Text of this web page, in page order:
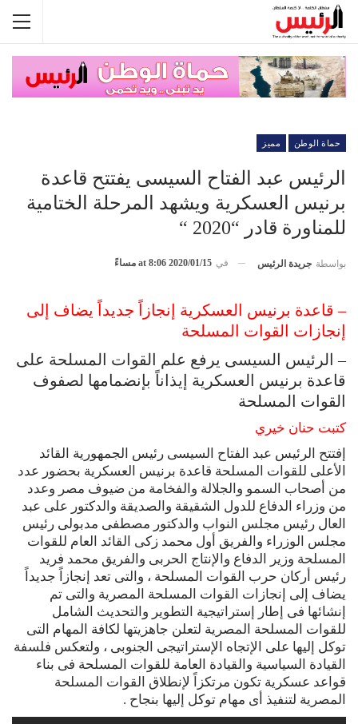
حماة الوطن مميز
الرئيس عبد الفتاح السيسى يفتتح قاعدة
برنيس العسكرية ويشهد المرحلة الختامية
للمناورة قادر “2020 “
بواسطة جريدة الرئيس في 2020/01/15 at 8:06 مساءً
– قاعدة برنيس العسكرية إنجازاً جديداً يضاف إلى
إنجازات القوات المسلحة
– الرئيس السيسى يرفع علم القوات المسلحة على
قاعدة برنيس العسكرية إيذاناً بإنضمامها لصفوف
القوات المسلحة
كتبت حنان خيري
إفتتح الرئيس عبد الفتاح السيسى رئيس الجمهورية القائد
الأعلى للقوات المسلحة قاعدة برنيس العسكرية بحضور عدد
من أصحاب السمو والجلالة والفخامة من ضيوف مصر وعدد
من وزراء الدفاع للدول الشقيقة والصديقة والدكتور على عبد
العال رئيس مجلس النواب والدكتور مصطفى مدبولى رئيس
مجلس الوزراء والفريق أول محمد زكى القائد العام للقوات
المسلحة وزير الدفاع والإنتاج الحربى والفريق محمد فريد
رئيس أركان حرب القوات المسلحة ، والتى تعد إنجازاً جديداً
يضاف إلى إنجازات القوات المسلحة المصرية والتى تم
إنشائها فى إطار إستراتيجية التطوير والتحديث الشامل
للقوات المسلحة المصرية لتعلن جاهزيتها لكافة المهام التى
توكل إليها على الإتجاه الإستراتيجى الجنوبى ، ولتعكس فلسفة
القيادة السياسية والقيادة العامة للقوات المسلحة فى بناء
قواعد عسكرية تكون مرتكزاً لإنطلاق القوات المسلحة
المصرية لتنفيذ أى مهام توكل إليها بنجاح .